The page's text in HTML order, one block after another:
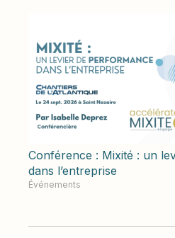
Conférence : Mixité : un
dans l’entreprise
Événements